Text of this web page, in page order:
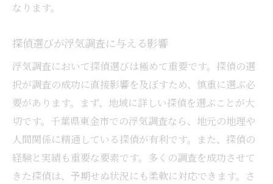
なります。
探偵選びが浮気調査に与える影響
浮気調査において探偵選びは極めて重要です。探偵の選
択が調査の成功に直接影響を及ぼすため、慎重に選ぶ必
要があります。まず、地域に詳しい探偵を選ぶことが大
切です。千葉県東金市での浮気調査なら、地元の地理や
人間関係に精通している探偵が有利です。また、探偵の
経験と実績も重要な要素です。多くの調査を成功させて
きた探偵は、予期せぬ状況にも柔軟に対応できます。さ